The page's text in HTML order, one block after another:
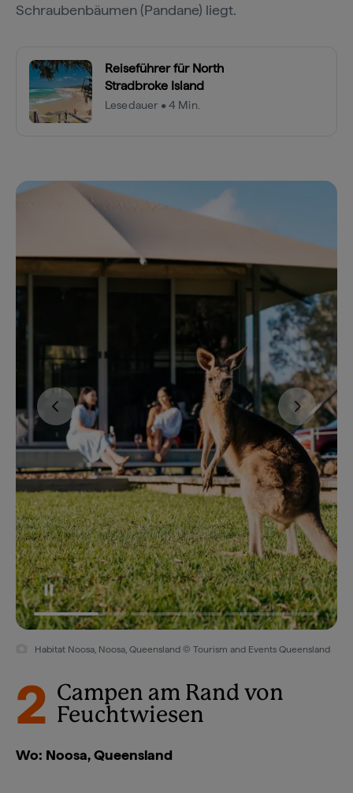
Schraubenbäumen (Pandane) liegt.
Reiseführer für North
Stradbroke Island
Lesedauer • 4 Min.
Habitat Noosa, Noosa, Queensland © Tourism and Events Queensland
2 Campen am Rand von
Feuchtwiesen
Wo: Noosa, Queensland